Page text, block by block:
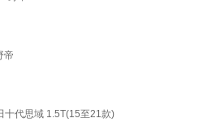
帝
十代思域 1.5T(15至21款)